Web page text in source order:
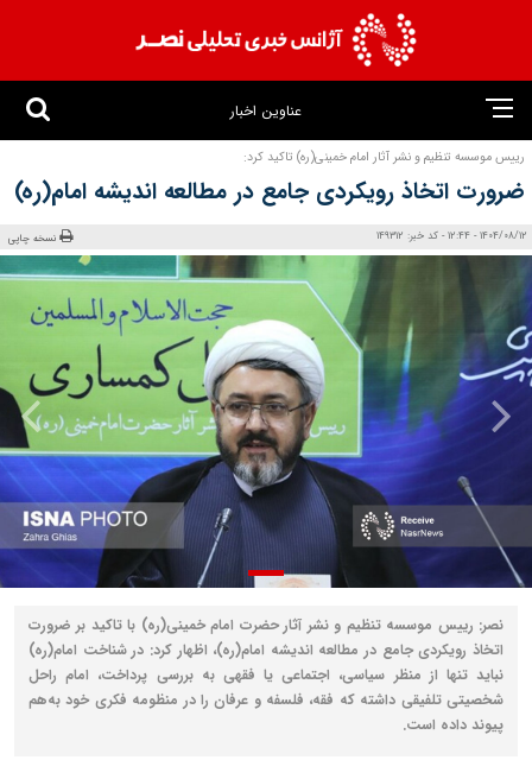
عناوین اخبار
رییس موسسه تنظیم و نشر آثار امام خمینی(ره) تاکید کرد:
ضرورت اتخاذ رویکردی جامع در مطالعه اندیشه امام(ره)
1404/08/12 - 12:44 - کد خبر: 149312 نسخه چاپی
نصر: رییس موسسه تنظیم و نشر آثار حضرت امام خمینی(ره) با تاکید بر ضرورت
اتخاذ رویکردی جامع در مطالعه اندیشه امام(ره)، اظهار کرد: در شناخت امام(ره)
نباید تنها از منظر سیاسی، اجتماعی یا فقهی به بررسی پرداخت، امام راحل
شخصیتی تلفیقی داشته که فقه، فلسفه و عرفان را در منظومه فکری خود به‌هم
پیوند داده است.